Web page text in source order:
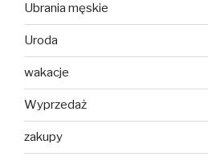
Ubrania męskie
Uroda
wakacje
Wyprzedaż
zakupy